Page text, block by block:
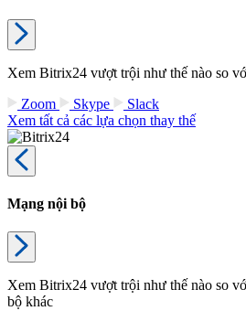
Xem Bitrix24 vượt trội như thế nào so
Zoom
Skype
Slack
Xem tất cả các lựa chọn thay thế
Mạng nội bộ
Xem Bitrix24 vượt trội như thế nào so
bộ khác